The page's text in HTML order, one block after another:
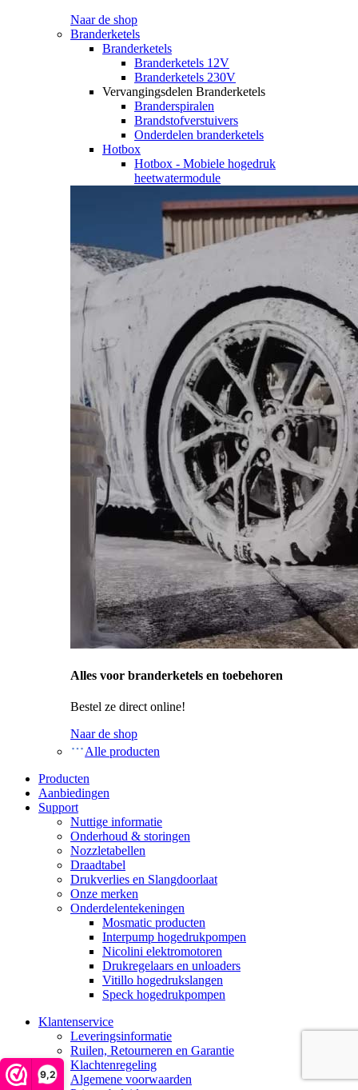
9,2
Naar de shop
Branderketels
Branderketels
Branderketels 12V
Branderketels 230V
Vervangingsdelen Branderketels
Branderspiralen
Brandstofverstuivers
Onderdelen branderketels
Hotbox
Hotbox - Mobiele hogedruk
heetwatermodule
Alles voor branderketels en toebehoren
Bestel ze direct online!
Naar de shop
Alle producten
Producten
Aanbiedingen
Support
Nuttige informatie
Onderhoud & storingen
Nozzletabellen
Draadtabel
Drukverlies en Slangdoorlaat
Onze merken
Onderdelentekeningen
Mosmatic producten
Interpump hogedrukpompen
Nicolini elektromotoren
Drukregelaars en unloaders
Vitillo hogedrukslangen
Speck hogedrukpompen
Klantenservice
Leveringsinformatie
Ruilen, Retourneren en Garantie
Klachtenregeling
Algemene voorwaarden